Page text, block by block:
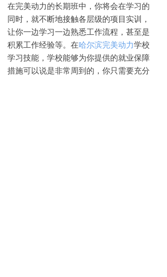
在完美动力的长期班中，你将会在学习的
同时，就不断地接触各层级的项目实训，
让你一边学习一边熟悉工作流程，甚至是
积累工作经验等。在哈尔滨完美动力学校
学习技能，学校能够为你提供的就业保障
措施可以说是非常周到的，你只需要充分